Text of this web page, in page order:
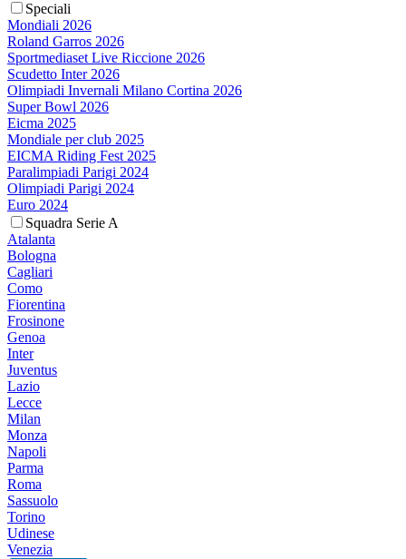
Speciali
Mondiali 2026
Roland Garros 2026
Sportmediaset Live Riccione 2026
Scudetto Inter 2026
Olimpiadi Invernali Milano Cortina 2026
Super Bowl 2026
Eicma 2025
Mondiale per club 2025
EICMA Riding Fest 2025
Paralimpiadi Parigi 2024
Olimpiadi Parigi 2024
Euro 2024
Squadra Serie A
Atalanta
Bologna
Cagliari
Como
Fiorentina
Frosinone
Genoa
Inter
Juventus
Lazio
Lecce
Milan
Monza
Napoli
Parma
Roma
Sassuolo
Torino
Udinese
Venezia